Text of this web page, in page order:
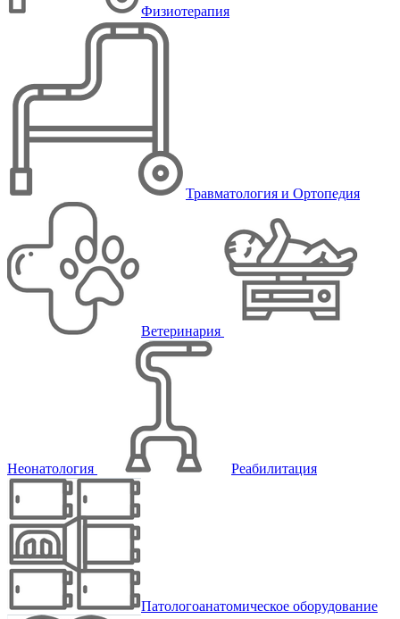
Физиотерапия
Травматология и Ортопедия
Ветеринария
Неонатология Реабилитация
Патологоанатомическое оборудование